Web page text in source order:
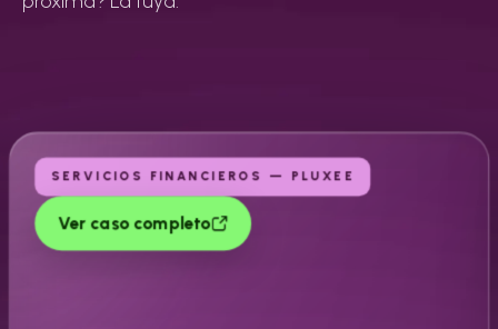
SERVICIOS FINANCIEROS — PLUXEE
Ver caso completo